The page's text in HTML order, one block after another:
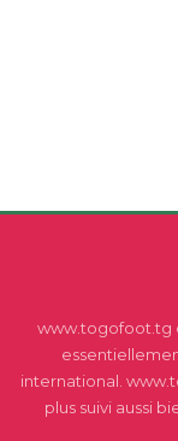
www.togofoot.tg
international.
plus suivi aussi